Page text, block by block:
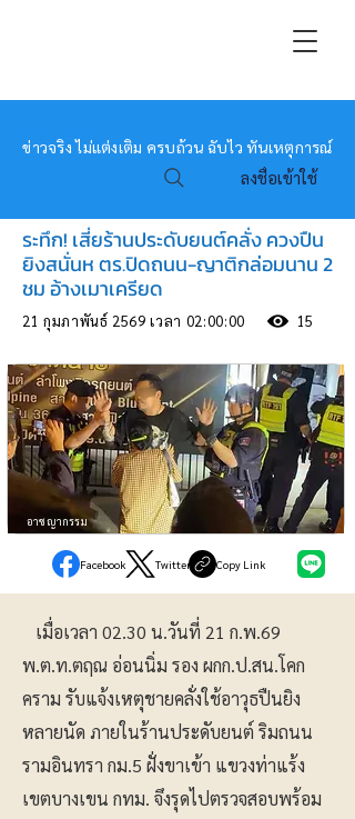
หมอข่าว
ข่าวจริง ไม่แต่งเติม ครบถ้วน ฉับไว ทันเหตุการณ์
ลงชื่อเข้าใช้
ระทึก! เสี่ยร้านประดับยนต์คลั่ง ควงปืน
ยิงสนั่นห ตร.ปิดถนน-ญาติกล่อมนาน 2
ชม อ้างเมาเครียด
21 กุมภาพันธ์ 2569 เวลา 02:00:00 15
อาชญากรรม
Facebook Twitter Copy Link
เมื่อเวลา 02.30 น.วันที่ 21 ก.พ.69
พ.ต.ท.ตฤณ อ่อนนิ่ม รอง ผกก.ป.สน.โคก
คราม รับแจ้งเหตุชายคลั่งใช้อาวุธปืนยิง
หลายนัด ภายในร้านประดับยนต์ ริมถนน
รามอินทรา กม.5 ฝั่งขาเข้า แขวงท่าแร้ง
เขตบางเขน กทม. จึงรุดไปตรวจสอบพร้อม